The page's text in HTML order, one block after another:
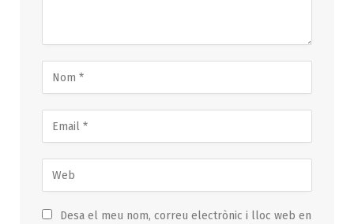
Desa el meu nom, correu electrònic i lloc web en